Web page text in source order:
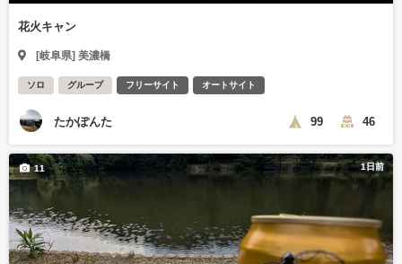
花火キャン
[岐阜県] 美濃橋
ソロ グループ フリーサイト オートサイト
たかぽんた 99 46
1日前
11